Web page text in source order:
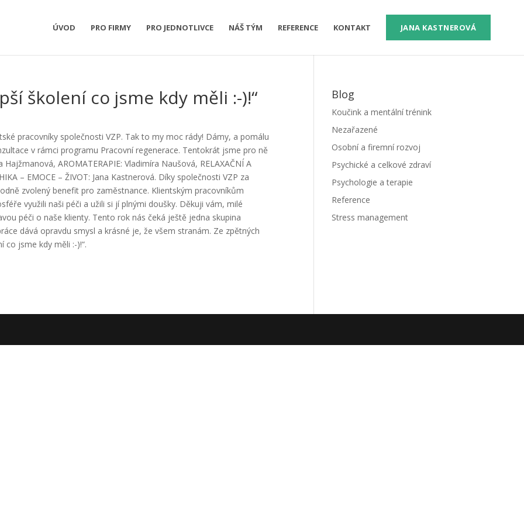
ÚVOD PRO FIRMY PRO JEDNOTLIVCE NÁŠ TÝM REFERENCE KONTAKT JANA KASTNEROVÁ
školení co jsme kdy měli :-)!“
pracovníky společnosti VZP. Tak to my moc rády! Dámy, a pomálu
v rámci programu Pracovní regenerace. Tentokrát jsme pro ně
AROMATERAPIE: Vladimíra Naušová, RELAXAČNÍ A
– EMOCE – ŽIVOT: Jana Kastnerová. Díky společnosti VZP za
zvolený benefit pro zaměstnance. Klientským pracovníkům
využili naši péči a užili si jí plnými doušky. Děkuji vám, milé
péči o naše klienty. Tento rok nás čeká ještě jedna skupina
dává opravdu smysl a krásné je, že všem stranám. Ze zpětných
co jsme kdy měli :-)!“.
Blog
Koučink a mentální trénink
Nezařazené
Osobní a firemní rozvoj
Psychické a celkové zdraví
Psychologie a terapie
Reference
Stress management